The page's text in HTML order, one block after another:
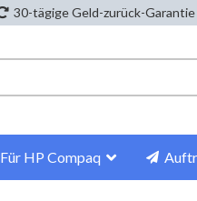
30-tägige Geld-zurück-Garantie
Für HP Compaq